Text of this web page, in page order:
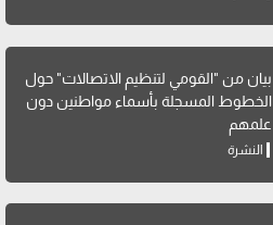
بيان من "القومي لتنظيم الاتصالات" حول
الخطوط المسجلة بأسماء مواطنين دون
علمهم
النشرة